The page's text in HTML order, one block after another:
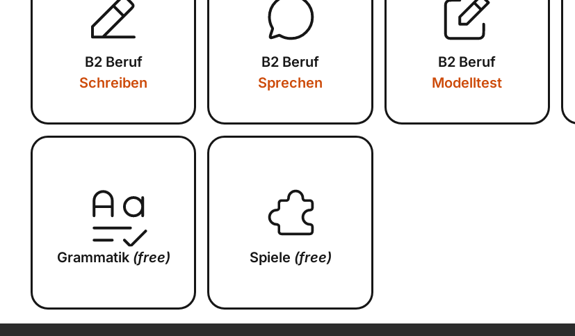
B2 Beruf
Schreiben
B2 Beruf
Sprechen
B2 Beruf
Modelltest
Grammatik (free) Spiele (free)